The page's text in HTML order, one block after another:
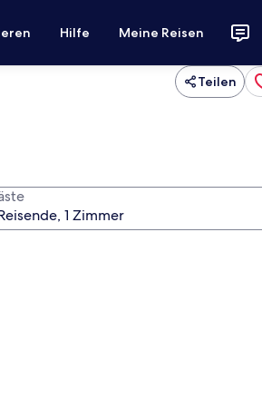
Hilfe Meine Reisen
Teilen